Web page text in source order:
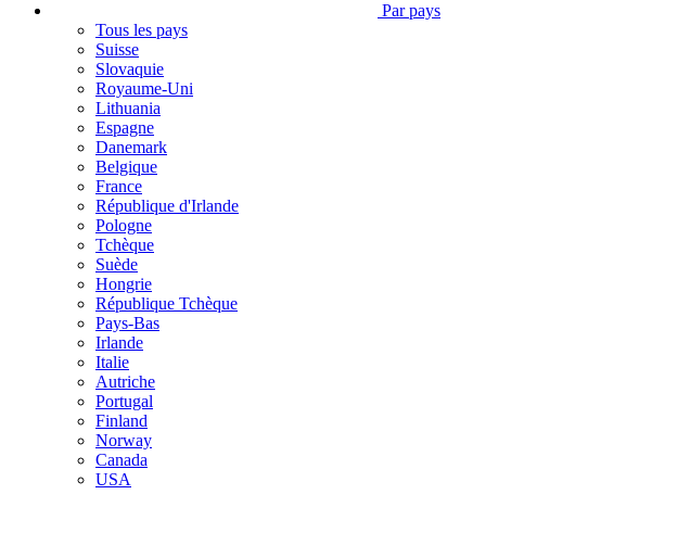
Par pays
Tous les pays
Suisse
Slovaquie
Royaume-Uni
Lithuania
Espagne
Danemark
Belgique
France
République d'Irlande
Pologne
Tchèque
Suède
Hongrie
République Tchèque
Pays-Bas
Irlande
Italie
Autriche
Portugal
Finland
Norway
Canada
USA